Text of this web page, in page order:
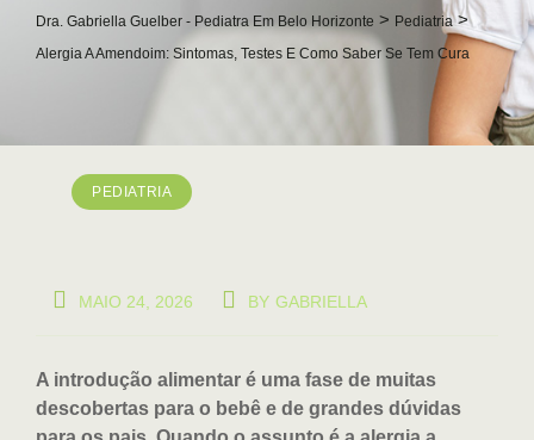
Dra. Gabriella Guelber - Pediatra Em Belo Horizonte > Pediatria>
Alergia A Amendoim: Sintomas, Testes E Como Saber Se Tem Cura
PEDIATRIA
MAIO 24, 2026 BY GABRIELLA
A introdução alimentar é uma fase de muitas
descobertas para o bebê e de grandes dúvidas